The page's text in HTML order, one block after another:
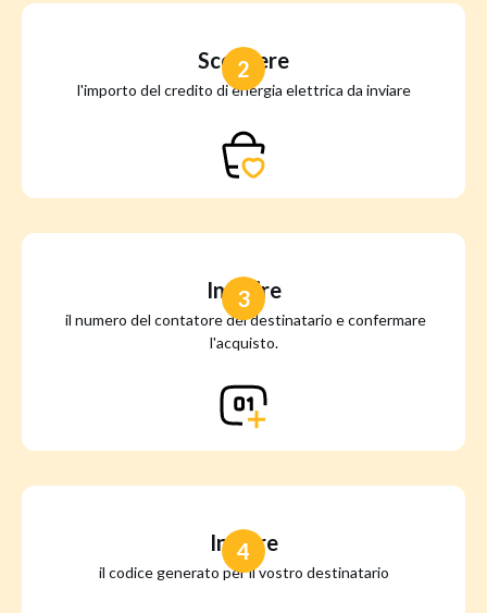
Scegliere
l'importo del credito di energia elettrica da inviare
2
Inserire
il numero del contatore del destinatario e confermare
l'acquisto.
3
Inviare
il codice generato per il vostro destinatario
4